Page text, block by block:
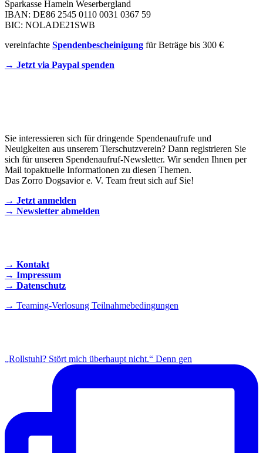
Sparkasse Hameln Weserbergland
IBAN: DE86 2545 0110 0031 0367 59
BIC: NOLADE21SWB
vereinfachte Spendenbescheinigung für Beträge bis 300 €
→ Jetzt via Paypal spenden
Sie interessieren sich für dringende Spendenaufrufe und
Neuigkeiten aus unserem Tierschutzverein? Dann registrieren Sie
sich für unseren Spendenaufruf-Newsletter. Wir senden Ihnen per
Mail topaktuelle Informationen zu diesen Themen.
Das Zorro Dogsavior e. V. Team freut sich auf Sie!
→ Jetzt anmelden
→ Newsletter abmelden
→ Kontakt
→ Impressum
→ Datenschutz
→ Teaming-Verlosung Teilnahmebedingungen
„Rollstuhl? Stört mich überhaupt nicht.“ Denn gen